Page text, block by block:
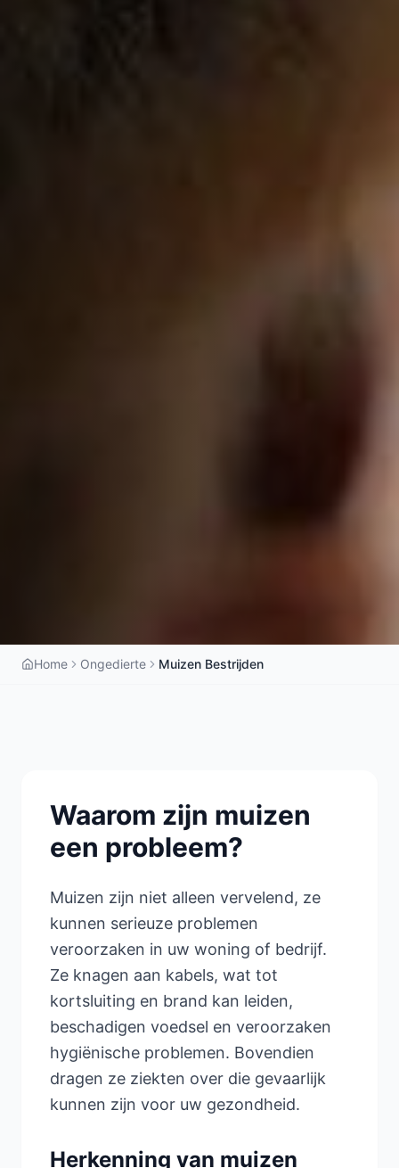
Home Ongedierte Muizen Bestrijden
Waarom zijn muizen
een probleem?
Muizen zijn niet alleen vervelend, ze
kunnen serieuze problemen
veroorzaken in uw woning of bedrijf.
Ze knagen aan kabels, wat tot
kortsluiting en brand kan leiden,
beschadigen voedsel en veroorzaken
hygiënische problemen. Bovendien
dragen ze ziekten over die gevaarlijk
kunnen zijn voor uw gezondheid.
Herkenning van muizen